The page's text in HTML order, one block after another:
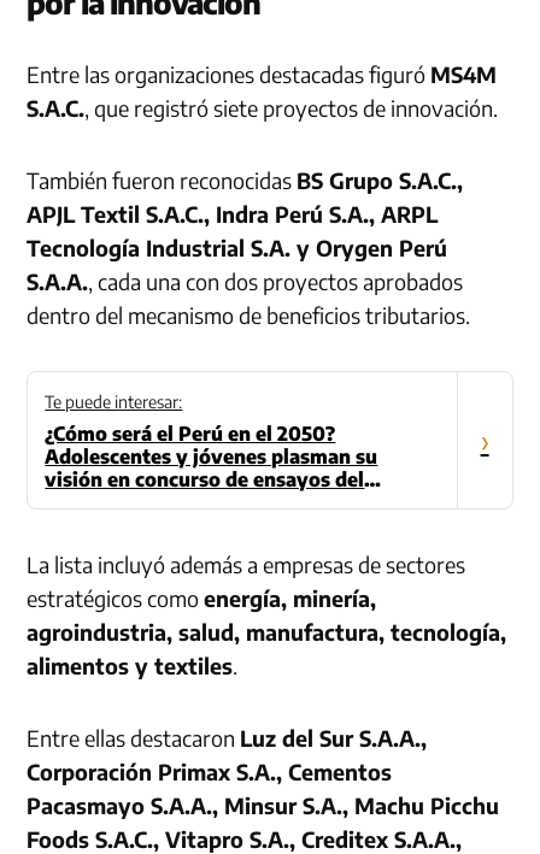
Entre las organizaciones destacadas figuró MS4M
S.A.C., que registró siete proyectos de innovación.
También fueron reconocidas BS Grupo S.A.C.,
APJL Textil S.A.C., Indra Perú S.A., ARPL
Tecnología Industrial S.A. y Orygen Perú
S.A.A., cada una con dos proyectos aprobados
dentro del mecanismo de beneficios tributarios.
Te puede interesar:
¿Cómo será el Perú en el 2050?
Adolescentes y jóvenes plasman su
visión en concurso de ensayos del
›
La lista incluyó además a empresas de sectores
estratégicos comoenergía, minería,
agroindustria, salud, manufactura, tecnología,
alimentos y textiles.
Entre ellas destacaron Luz del Sur S.A.A.,
Corporación Primax S.A., Cementos
Pacasmayo S.A.A., Minsur S.A., Machu Picchu
Foods S.A.C., Vitapro S.A., Creditex S.A.A.,